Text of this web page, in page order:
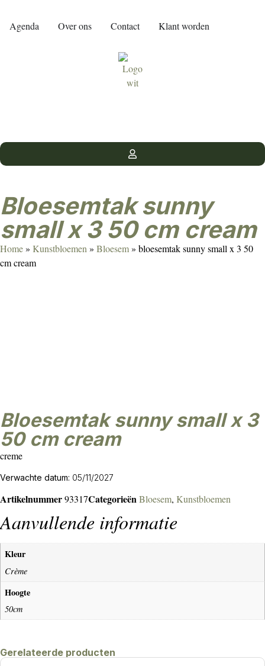
Agenda Over ons Contact Klant worden
bloesemtak sunny
small x 3 50 cm cream
Home» Kunstbloemen » Bloesem» bloesemtak sunny small x 3 50
cm cream
bloesemtak sunny small x 3
50 cm cream
creme
Verwachte datum: 05/11/2027
Artikelnummer93317CategorieënBloesem, Kunstbloemen
Aanvullende informatie
Kleur
Crème
Hoogte
50cm
Gerelateerde producten